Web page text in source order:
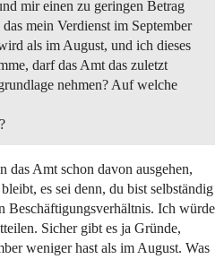
mir einen zu geringen Betrag
mein Verdienst im September
als im August, und ich dieses
darf das Amt das zuletzt
nehmen? Auf welche
Amt schon davon ausgehen,
es sei denn, du bist selbständig
Beschäftigungsverhältnis. Ich würde
Sicher gibt es ja Gründe,
weniger hast als im August. Was